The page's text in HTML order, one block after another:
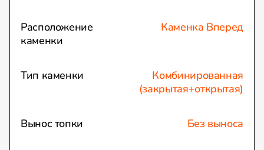
Расположение
каменки
Каменка Вперед
Тип каменки
Комбинированная
(закрытая+открытая)
Вынос топки Без выноса